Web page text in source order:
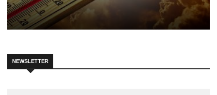
NEWSLETTER